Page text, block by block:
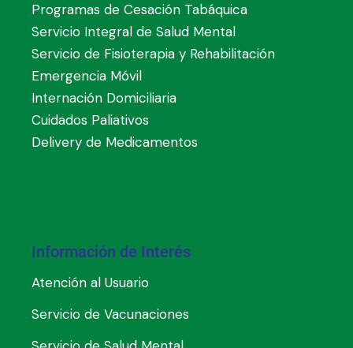
Programas de Cesación Tabáquica
Servicio Integral de Salud Mental
Servicio de Fisioterapia y Rehabilitación
Emergencia Móvil
Internación Domiciliaria
Cuidados Paliativos
Delivery de Medicamentos
Información de Interés
Atención al Usuario
Servicio de Vacunaciones